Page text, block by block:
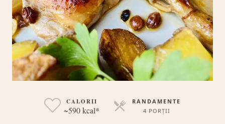
CALORII
~590 kcal*
RANDAMENTE
4 PORȚII